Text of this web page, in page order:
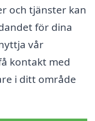
och tjänster kan
för dina
vår
kontakt med
i ditt område